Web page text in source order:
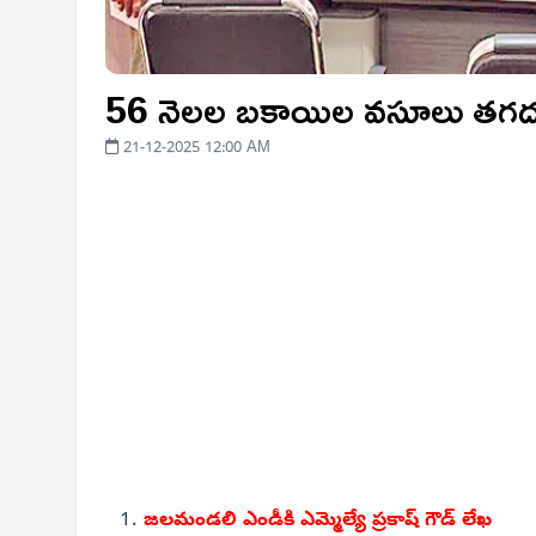
56 నెలల బకాయిల వసూలు
21-12-2025 12:00 AM
జలమండలి ఎండీకిఎమ్మెల్యే ప్రకాష్ గౌడ్ లేఖ